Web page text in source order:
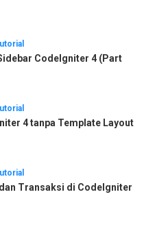
CodeIgniter 4 (Part
4 tanpa Template Layout
Transaksi di CodeIgniter